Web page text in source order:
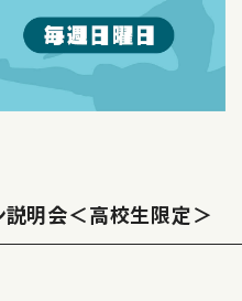
説明会＜高校生限定＞